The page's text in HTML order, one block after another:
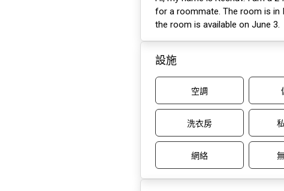
for a roommate. The room is in
the room is available on June 3.
設施
空調
洗衣房
網絡